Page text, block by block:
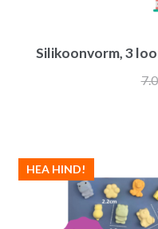
Silikoonvorm, 3
HEA HIND!